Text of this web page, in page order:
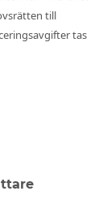
till
tas